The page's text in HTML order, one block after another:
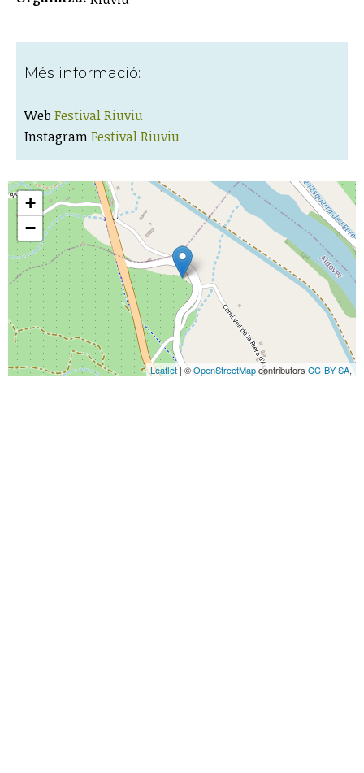
Més informació:
Web Festival Riuviu
InstagramFestival Riuviu
+
−
Leaflet | ©OpenStreetMapcontributors CC-BY-SA,